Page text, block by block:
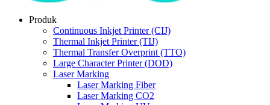
Produk
Continuous Inkjet Printer (CIJ)
Thermal Inkjet Printer (TIJ)
Thermal Transfer Overprint (TTO)
Large Character Printer (DOD)
Laser Marking
Laser Marking Fiber
Laser Marking CO2